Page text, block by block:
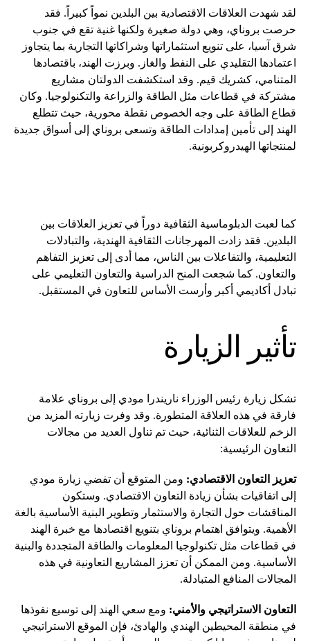
لقد شهدت العلاقات الاقتصادية بين البلدين نمواً كبيراً. فقد
حرصت بروناي، وهي دولة صغيرة ولكنها غنية تقع في جنوب
شرق آسيا، على تنويع استثماراتها وشراكاتها التجارية بما يتجاوز
اعتمادها التقليدي على النفط والغاز. وبرزت الهند، باقتصادها
المتنامي، كشريك قيم. وقد استكشفت الدولتان مشاريع
مشتركة في قطاعات مثل الطاقة والزراعة والتكنولوجيا. وكان
قطاع الطاقة على وجه الخصوص نقطة محورية، حيث تتطلع
الهند إلى تأمين إمدادات الطاقة وتسعى بروناي إلى أسواق جديدة
لمنتجاتها الهيدروكربونية.
كما لعبت الدبلوماسية الثقافية دوراً في تعزيز العلاقات بين
البلدين. فقد زادت المهرجانات الثقافية الهندية، والتبادلات
التعليمية، والتفاعلات بين الناس، مما أدى إلى تعزيز التفاهم
والتعاون. كما شجعت المنح الدراسية والتعاون التعليمي على
تبادل أكاديمي أكبر وأرست الأساس للتعاون في المستقبل.
تأثير الزيارة
تشكل زيارة رئيس الوزراء ناريندرا مودي إلى بروناي علامة
فارقة في هذه العلاقة المتطورة. وقد وفرت زيارته المزيد من
الزخم للعلاقات الثنائية، حيث تم تناول العديد من مجالات
التعاون الرئيسية:
تعزيز التعاون الاقتصادي: ومن المتوقع أن تفضي زيارة مودي
إلى اتفاقيات بشأن زيادة التعاون الاقتصادي. وستكون
المناقشات حول التجارة والاستثمار وتطوير البنية الأساسية بالغة
الأهمية. ويتوافق اهتمام بروناي بتنويع اقتصادها مع خبرة الهند
في قطاعات مثل تكنولوجيا المعلومات والطاقة المتجددة والبنية
الأساسية. ومن الممكن أن تعزز المشاريع التعاونية في هذه
المجالات المنافع المتبادلة.
التعاون الاستراتيجي والأمني: ومع سعي الهند إلى توسيع نفوذها
في منطقة المحيطين الهندي والهادئ، فإن الموقع الاستراتيجي